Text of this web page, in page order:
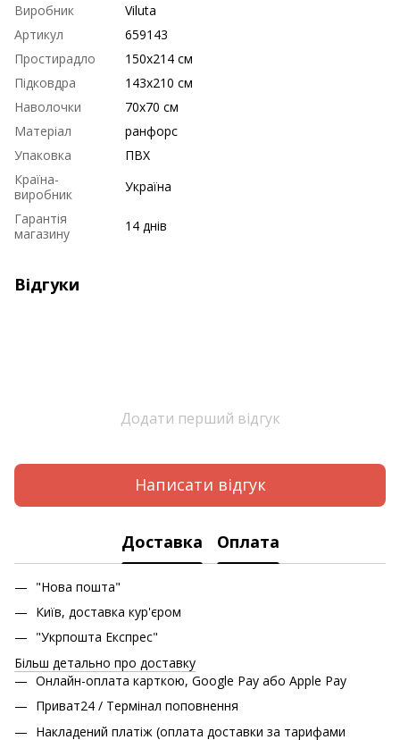
Виробник
Viluta
Артикул
659143
Простирадло
150х214 см
Підковдра
143х210 см
Наволочки
70х70 см
Матеріал
ранфорс
Упаковка
ПВХ
Країна-
виробник
Україна
Гарантія
магазину
14 днів
Відгуки
Додати перший відгук
Написати відгук
Доставка Оплата
"Нова пошта"
Київ, доставка кур'єром
"Укрпошта Експрес"
Більш детально про доставку
Онлайн-оплата карткою, Google Pay або Apple Pay
Приват24 / Термінал поповнення
Накладений платіж (оплата доставки за тарифами